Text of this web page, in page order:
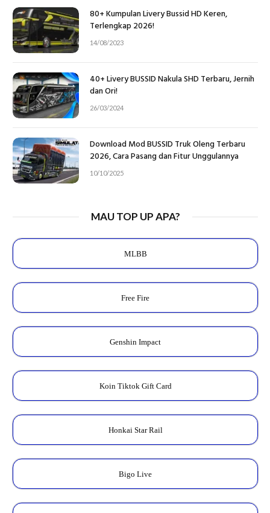
80+ Kumpulan Livery Bussid HD Keren,
Terlengkap 2026!
14/08/2023
40+ Livery BUSSID Nakula SHD Terbaru, Jernih
dan Ori!
26/03/2024
Download Mod BUSSID Truk Oleng Terbaru
2026, Cara Pasang dan Fitur Unggulannya
10/10/2025
MAU TOP UP APA?
MLBB
Free Fire
Genshin Impact
Koin Tiktok Gift Card
Honkai Star Rail
Bigo Live